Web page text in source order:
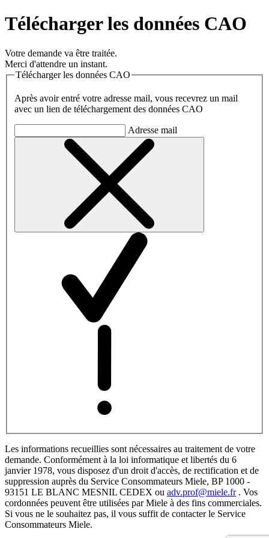
Télécharger les données CAO
Votre demande va être traitée.
Merci d'attendre un instant.
Télécharger les données CAO
Après avoir entré votre adresse mail, vous recevrez un mail
avec un lien de téléchargement des données CAO
Adresse mail
Les informations recueillies sont nécessaires au traitement de votre
demande. Conformément à la loi informatique et libertés du 6
janvier 1978, vous disposez d'un droit d'accès, de rectification et de
suppression auprès du Service Consommateurs Miele, BP 1000 -
93151 LE BLANC MESNIL CEDEX ou adv.prof@miele.fr. Vos
cordonnées peuvent être utilisées par Miele à des fins commerciales.
Si vous ne le souhaitez pas, il vous suffit de contacter le Service
Consommateurs Miele.